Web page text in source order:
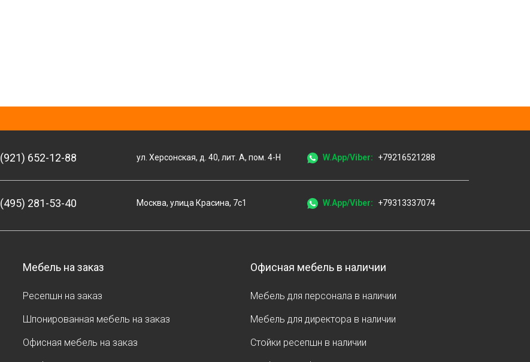
(921) 652-12-88 ул. Херсонская, д. 40, лит. А, пом. 4-Н W.App/Viber: +79216521288
(495) 281-53-40 Москва, улица Красина, 7с1 W.App/Viber: +79313337074
Мебель на заказ
Ресепшн на заказ
Шпонированная мебель на заказ
Офисная мебель на заказ
Офисная мебель в наличии
Мебель для персонала в наличии
Мебель для директора в наличии
Стойки ресепшн в наличии